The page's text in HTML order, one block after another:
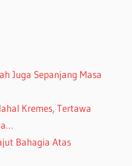
Juga Sepanjang Masa
Kremes, Tertawa
Bahagia Atas